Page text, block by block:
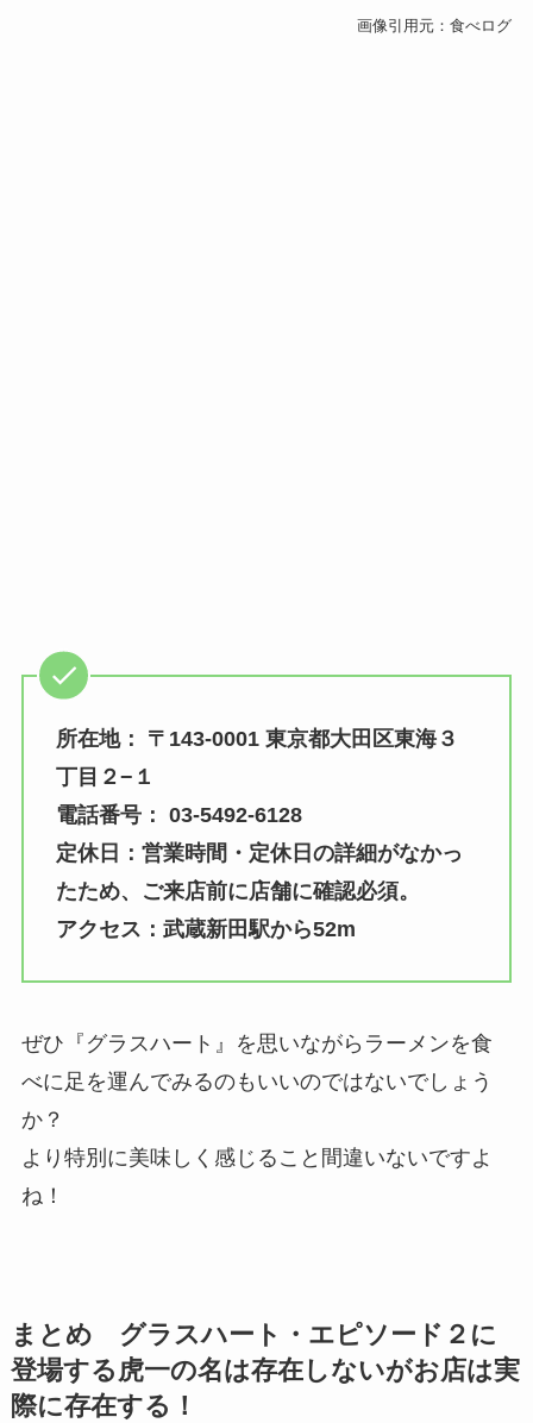
画像引用元：食べログ
所在地： 〒143-0001 東京都大田区東海３
丁目２−１
電話番号： 03-5492-6128
定休日：営業時間・定休日の詳細がなかっ
たため、ご来店前に店舗に確認必須。
アクセス：武蔵新田駅から52m
ぜひ『グラスハート』を思いながらラーメンを食
べに足を運んでみるのもいいのではないでしょう
か？
より特別に美味しく感じること間違いないですよ
ね！
まとめ グラスハート・エピソード２に
登場する虎一の名は存在しないがお店は実
際に存在する！